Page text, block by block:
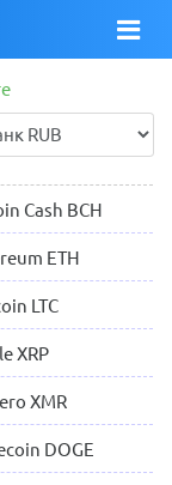
Cash BCH
ETH
LTC
XRP
XMR
DOGE